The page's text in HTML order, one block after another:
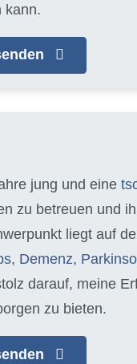
kann.
jung und eine
zu betreuen und
liegt auf
, Demenz,
darauf, meine
zu bieten.